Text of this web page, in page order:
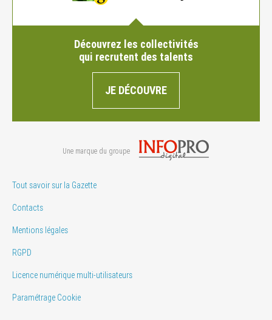
Découvrez les collectivités
qui recrutent des talents
JE DÉCOUVRE
Une marque du groupe
Tout savoir sur la Gazette
Contacts
Mentions légales
RGPD
Licence numérique multi-utilisateurs
Paramétrage Cookie